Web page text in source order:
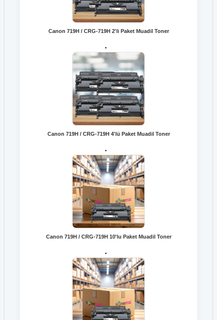
Canon 719H / CRG-719H 2'li Paket Muadil Toner
Canon 719H / CRG-719H 4'lü Paket Muadil Toner
Canon 719H / CRG-719H 10'lu Paket Muadil Toner